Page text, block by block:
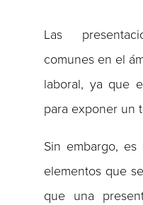
Las
comunes en el
laboral, ya que
para exponer un
Sin embargo,
elementos que
que una